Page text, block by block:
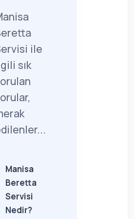
ile
sık
Manisa
Beretta
Servisi
Nedir?